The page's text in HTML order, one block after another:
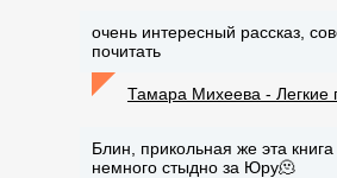
очень интересный рассказ,
почитать
Тамара Михеева - Легкие
Блин, прикольная же эта книга
немного стыдно за Юру🫠